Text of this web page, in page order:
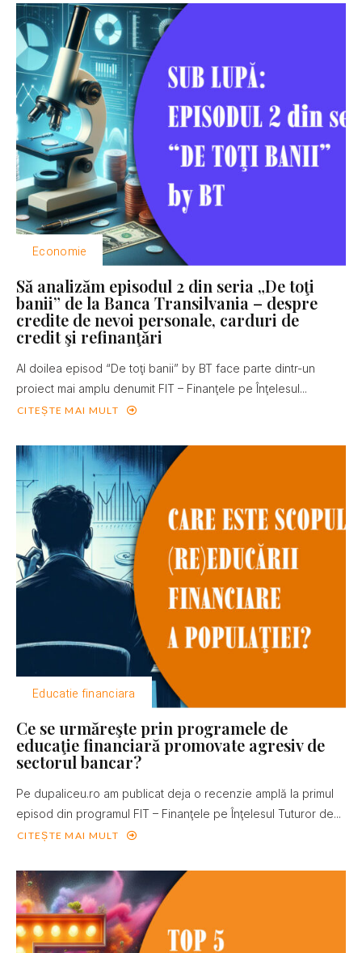
Economie
Să analizăm episodul 2 din seria „De toţi
banii” de la Banca Transilvania – despre
credite de nevoi personale, carduri de
credit şi refinanţări
Al doilea episod “De toţi banii” by BT face parte dintr-un
proiect mai amplu denumit FIT – Finanţele pe Înţelesul...
CITEȘTE MAI MULT
Educatie financiara
Ce se urmăreşte prin programele de
educaţie financiară promovate agresiv de
sectorul bancar?
Pe dupaliceu.ro am publicat deja o recenzie amplă la primul
episod din programul FIT – Finanţele pe Înţelesul Tuturor de...
CITEȘTE MAI MULT